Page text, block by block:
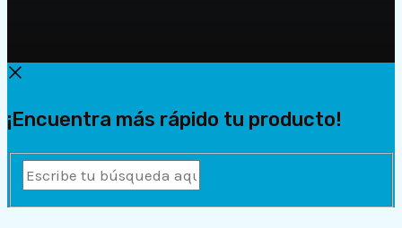
¡Encuentra más rápido tu producto!
Escribe
tu
búsqueda